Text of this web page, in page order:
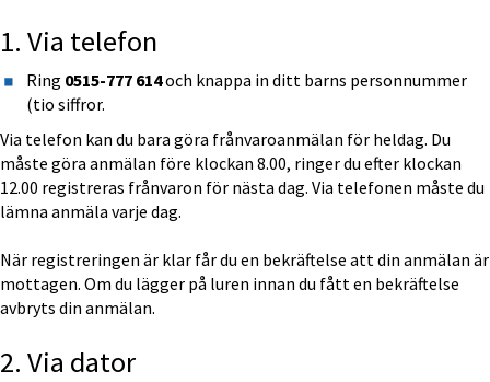
1. Via telefon
Ring 0515-777 614 och knappa in ditt barns personnummer
(tio siffror.
Via telefon kan du bara göra frånvaroanmälan för heldag. Du
måste göra anmälan före klockan 8.00, ringer du efter klockan
12.00 registreras frånvaron för nästa dag. Via telefonen måste du
lämna anmäla varje dag.
När registreringen är klar får du en bekräftelse att din anmälan är
mottagen. Om du lägger på luren innan du fått en bekräftelse
avbryts din anmälan.
2. Via dator